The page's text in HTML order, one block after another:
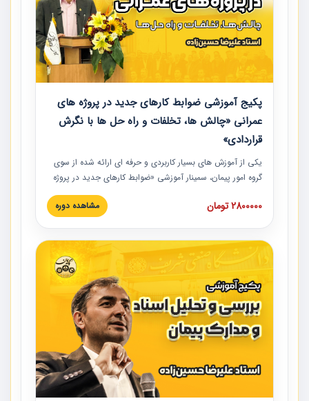
پکیج آموزشی ضوابط کارهای جدید در پروژه های
عمرانی «چالش ها، تخلفات و راه حل ها با نگرش
قراردادی»
یکی از آموزش‏‏‏‏‏‏ های بسیار کاربردی و حرفه‏ ای ارائه شده از سوی
گروه امور پیمان، سمینار آموزشی «ضوابط کارهای جدید در پروژه
های عمرانی» چالش ها، تخلفات و راه حل ها با نگرش قراردادی
است که در محل سندیکای شرکت های ساختمانی کشور ارائه شد.
مدارک پیمان به همراه تجربیات عملی ارائه شده است.
2800000 تومان مشاهده دوره